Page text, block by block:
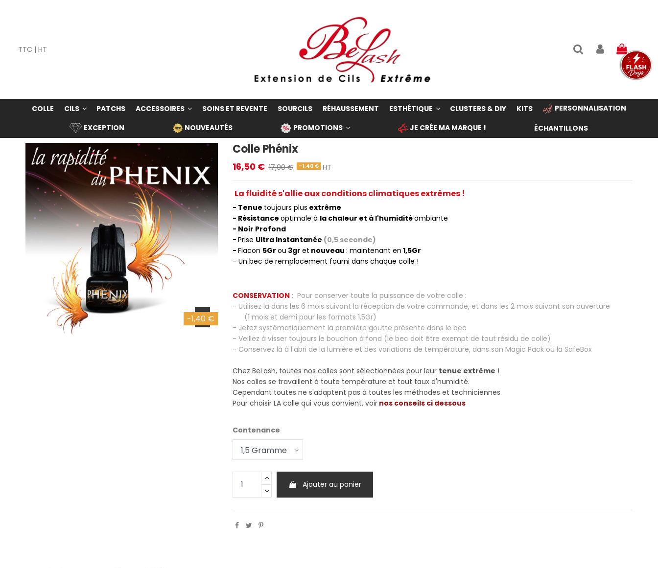
TTC | HT
COLLE CILS PATCHS ACCESSOIRES SOINS ET REVENTE SOURCILS RÉHAUSSEMENT ESTHÉTIQUE CLUSTERS & DIY KITS
PERSONNALISATION
EXCEPTION
NOUVEAUTÉS PROMOTIONS JE CRÉE MA MARQUE ! ÉCHANTILLONS
-1,40 €
Colle Phénix
16,50 € 17,90 € -1,40 € HT
La fluidité s'allie aux conditions climatiques extrêmes !
- Tenue toujours plus extrême
- Résistanceoptimale à la chaleur et à l'humiditéambiante
- Noir Profond
-Prise Ultra Instantanée (0,5 seconde)
-Flacon 5Grou 3gret nouveau: maintenant en 1,5Gr
- Un bec de remplacement fourni dans chaque colle !
CONSERVATION : Pour conserver toute la puissance de votre colle :
- Utilisez la dans les 6 mois suivant la réception de votre commande, et dans les 2 mois suivant son ouverture
(1 mois et demi pour les formats 1,5Gr)
- Jetez systématiquement la première goutte présente dans le bec
- Veillez à visser toujours le bouchon à fond (le bec doit être exempt de tout résidu de colle)
- Conservez là à l'abri de la lumière et des variations de température, dans son Magic Pack ou la SafeBox
Chez BeLash, toutes nos colles sont sélectionnées pour leur tenue extrême !
Nos colles se travaillent à toute température et tout taux d'humidité.
Cependant toutes ne s'adaptent pas à toutes les méthodes et techniciennes.
Pour choisir LA colle qui vous convient, voir nos conseils ci dessous
Contenance
Ajouter au panier